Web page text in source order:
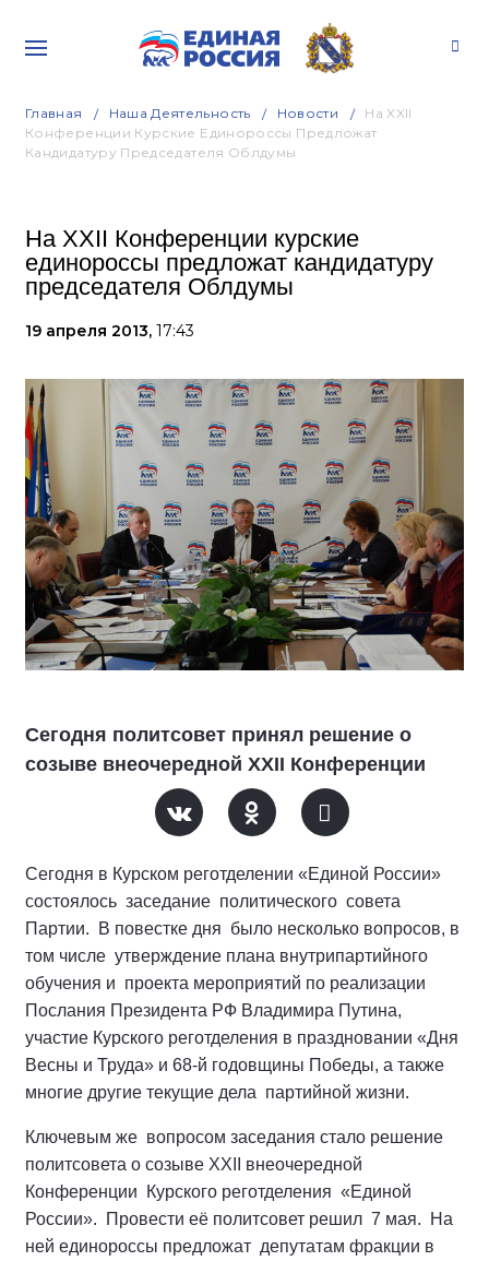
Главная Наша Деятельность Новости
На XXII
Конференции Курские Единороссы Предложат
Кандидатуру Председателя Облдумы
На XXII Конференции курские
единороссы предложат кандидатуру
председателя Облдумы
19 апреля 2013, 17:43
Сегодня политсовет принял решение о
созыве внеочередной XXII Конференции
Сегодня в Курском реготделении «Единой России»
состоялось заседание политического совета
Партии. В повестке дня было несколько вопросов, в
том числе утверждение плана внутрипартийного
обучения и проекта мероприятий по реализации
Послания Президента РФ Владимира Путина,
участие Курского реготделения в праздновании «Дня
Весны и Труда» и 68-й годовщины Победы, а также
многие другие текущие дела партийной жизни.
Ключевым же вопросом заседания стало решение
политсовета о созыве XXII внеочередной
Конференции Курского реготделения «Единой
России». Провести её политсовет решил 7 мая. На
ней единороссы предложат депутатам фракции в